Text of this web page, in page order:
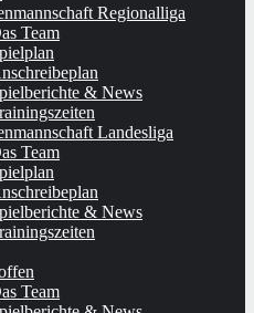
Regionalliga
Team
& News
Landesliga
Team
& News
Team